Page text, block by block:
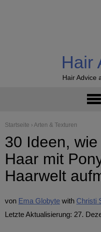
Hair
Hair Advice
Startseite › Arten & Texturen
30 Ideen,
Haar mit
Haarwelt
von Ema Globyte Christi
Letzte Aktualisierung: 27.